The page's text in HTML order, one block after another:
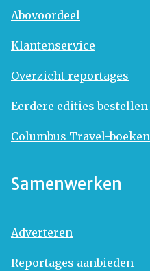
Abovoordeel
Klantenservice
Overzicht reportages
Eerdere edities bestellen
Columbus Travel-boeken
Samenwerken
Adverteren
Reportages aanbieden